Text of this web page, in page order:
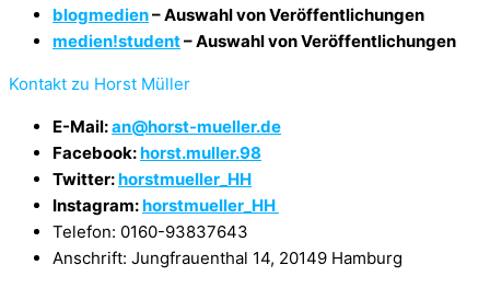
blogmedien– Auswahl von Veröffentlichungen
medien!student– Auswahl von Veröffentlichungen
Kontakt zu Horst Müller
E-Mail:an@horst-mueller.de
Facebook:horst.muller.98
Twitter:horstmueller_HH
Instagram:horstmueller_HH
Telefon: 0160-93837643
Anschrift: Jungfrauenthal 14, 20149 Hamburg